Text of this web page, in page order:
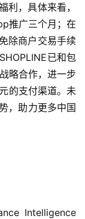
利，具体来看，
推广三个月；在
除商户交易手续
已和包
略合作，进一步
的支付渠道。未
，助力更多中国
Intelligence